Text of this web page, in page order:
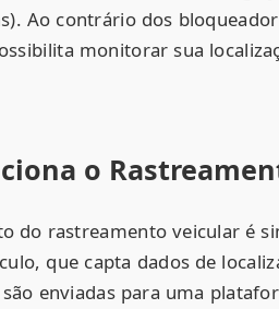
Ao contrário dos
monitorar sua
o
do rastreamento veicular é
que capta dados de
enviadas para uma